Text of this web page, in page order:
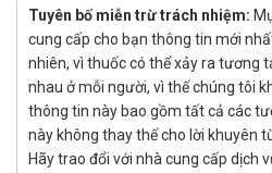
Phụ nữ, trẻ em thiếu máu do
dưỡng.
Mọi trường hợp thiếu máu do
mắt chất sắt và các yếu tố
Sản phẩm được chỉ
Tuyên bố miễn trừ trách nhiệm:
cung cấp cho bạn thông tin mới
nhiên, vì thuốc có thể xảy ra tương
nhau ở mỗi người, vì thế chúng tôi
thông tin này bao gồm tất cả các
này không thay thế cho lời khuyên
Hãy trao đổi với nhà cung cấp dịch